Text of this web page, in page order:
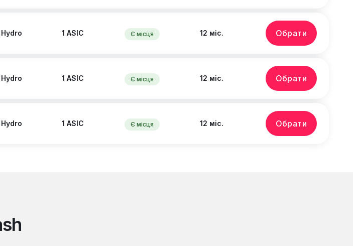
1 ASIC Є місця 12 міс. Обрати
1 ASIC Є місця 12 міс. Обрати
1 ASIC Є місця 12 міс. Обрати